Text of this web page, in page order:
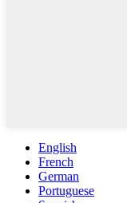
English
French
German
Portuguese